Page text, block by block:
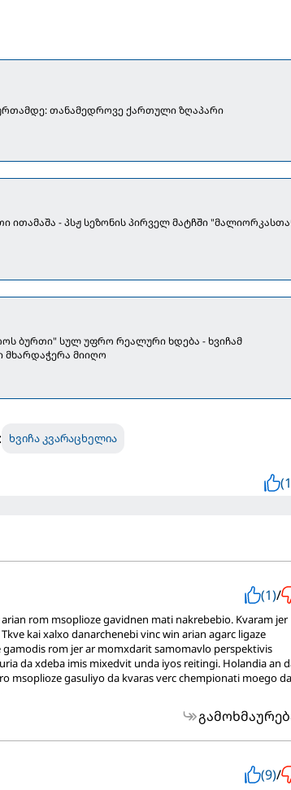
თანამედროვე ქართული ზღაპარი
ითამაშა - პსჟ სეზონის პირველ მატჩში
ბურთი" სულ უფრო რეალური ხდება - ხვიჩამ
მხარდაჭერა მიიღო
ხვიჩა კვარაცხელია
(1)/
rom msoplioze gavidnen mati nakrebebio. Kvaram jer
kai xalxo danarchenebi vinc win arian agarc ligaze
rom jer ar momxdarit samomavlo perspektivis
da xdeba imis mixedvit unda iyos reitingi. Holandia an
msoplioze gasuliyo da kvaras verc chempionati moego da
(9)/